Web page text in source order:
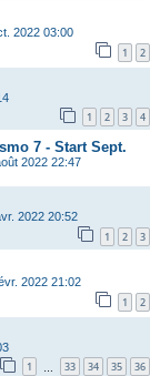
2022 03:00
1 2
1 2 3 4
7 - Start Sept.
2022 22:47
2022 20:52
1 2 3
2022 21:02
1 2
1 33 34 35 36